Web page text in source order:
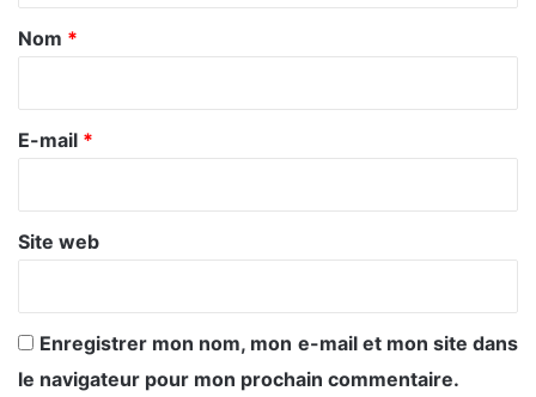
a
e
Nom *
E-mail *
Site web
Enregistrer mon nom, mon e-mail et mon site dans
le navigateur pour mon prochain commentaire.